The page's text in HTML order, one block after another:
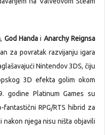
, God Handai Anarchy Reignsa
za povratak razvijanju igara
Nintendov 3DS, čiju
3D efekta golim okom
godine Platinum Games su
fantastični RPG/RTS hibrid za
nakon njega nisu ništa objavili